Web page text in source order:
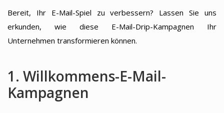
Bereit, Ihr E-Mail-Spiel zu verbessern? Lassen Sie uns
erkunden, wie diese E-Mail-Drip-Kampagnen Ihr
Unternehmen transformieren können.
1. Willkommens-E-Mail-
Kampagnen